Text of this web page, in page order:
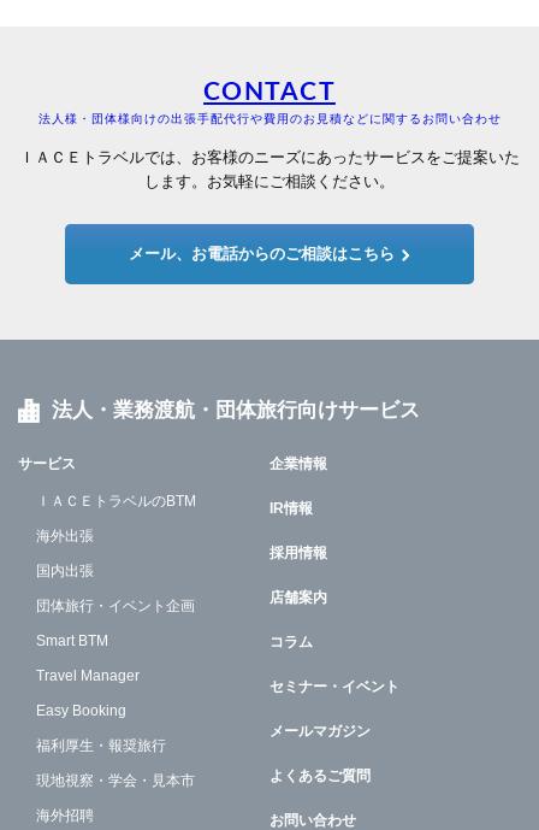
CONTACT
法人様・団体様向けの出張手配代行や費用のお見積などに関するお問い合わせ
ＩＡＣＥトラベルでは、お客様のニーズにあったサービスをご提案いた
します。お気軽にご相談ください。
メール、お電話からのご相談はこちら
法人・業務渡航・団体旅行向けサービス
サービス
ＩＡＣＥトラベルのBTM
海外出張
国内出張
団体旅行・イベント企画
Smart BTM
Travel Manager
Easy Booking
福利厚生・報奨旅行
現地視察・学会・見本市
海外招聘
企業情報
IR情報
採用情報
店舗案内
コラム
セミナー・イベント
メールマガジン
よくあるご質問
お問い合わせ